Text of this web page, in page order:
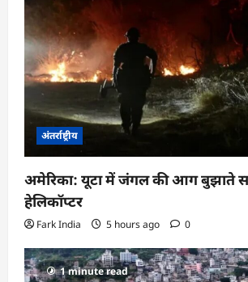
a
t
i
o
n
अंतर्राष्ट्रीय
अमेरिका: यूटा में जंगल की आग बुझाते
हेलिकॉप्टर
Fark India 5 hours ago 0
1 minute read